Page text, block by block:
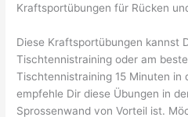
Kraftsportübungen für Rücken
Diese Kraftsportübungen kannst
Tischtennistraining oder am
Tischtennistraining 15 Minuten in
empfehle Dir diese Übungen in
Sprossenwand von Vorteil ist.